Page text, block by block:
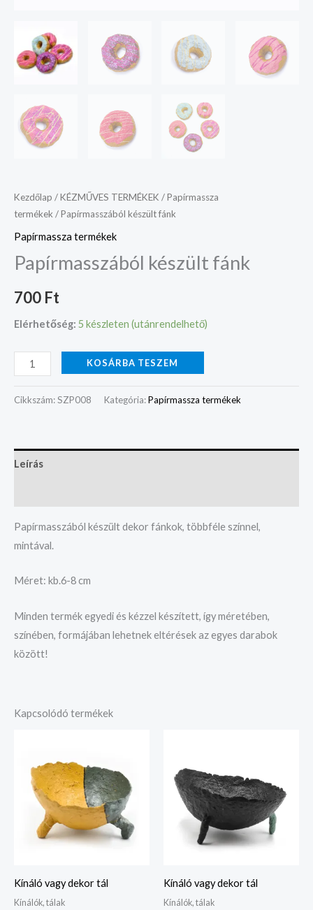
Kezdőlap /KÉZMŰVES TERMÉKEK /Papírmassza
termékek/ Papírmasszából készült fánk
Papírmassza termékek
Papírmasszából készült fánk
700 Ft
Elérhetőség: 5 készleten (utánrendelhető)
KOSÁRBA TESZEM
Cikkszám:SZP008 Kategória:Papírmassza termékek
Leírás
Papírmasszából készült dekor fánkok, többféle színnel,
mintával.
Méret: kb.6-8 cm
Minden termék egyedi és kézzel készített, így méretében,
színében, formájában lehetnek eltérések az egyes darabok
között!
Kapcsolódó termékek
Kínáló vagy dekor tál
Kínálók, tálak
Kínáló vagy dekor tál
Kínálók, tálak